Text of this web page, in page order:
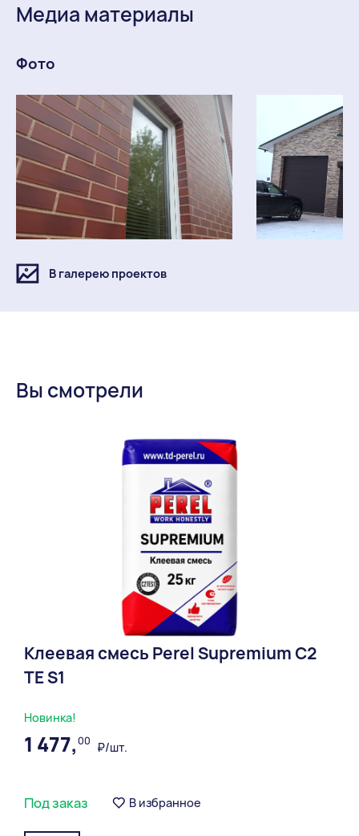
Медиа материалы
Фото
В галерею проектов
Вы смотрели
Новинка!
Клеевая смесь Perel Supremium С2
ТЕ S1
1 477,00 ₽/шт.
Под заказ В избранное